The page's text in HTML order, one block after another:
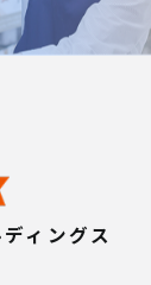
ィングス